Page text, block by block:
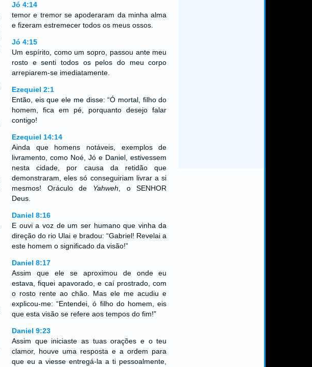
Jó 4:14
temor e tremor se apoderaram da minha alma
e fizeram estremecer todos os meus ossos.
Jó 4:15
Um espírito, como um sopro, passou ante meu
rosto e senti todos os pelos do meu corpo
arrepiarem-se imediatamente.
Ezequiel 2:1
Então, eis que ele me disse: “Ó mortal, filho do
homem, fica em pé, porquanto desejo falar
contigo!
Ezequiel 14:14
Ainda que homens notáveis, exemplos de
livramento, como Noé, Jó e Daniel, estivessem
nesta cidade, por causa da retidão que
demonstraram, eles só conseguiriam livrar a si
mesmos! Oráculo de Yahweh , o SENHOR
Deus.
Daniel 8:16
E ouvi a voz de um ser humano que vinha da
direção do rio Ulai e bradou: “Gabriel! Revelai a
este homem o significado da visão!”
Daniel 8:17
Assim que ele se aproximou de onde eu
estava, fiquei apavorado, e caí prostrado, com
o rosto rente ao chão. Mas ele me acudiu e
explicou-me: “Entendei, ó filho do homem, eis
que esta visão se refere aos tempos do fim!”
Daniel 9:23
Assim que iniciaste as tuas orações e o teu
clamor, houve uma resposta e a ordem para
que eu a viesse entregá-la a ti pessoalmente,